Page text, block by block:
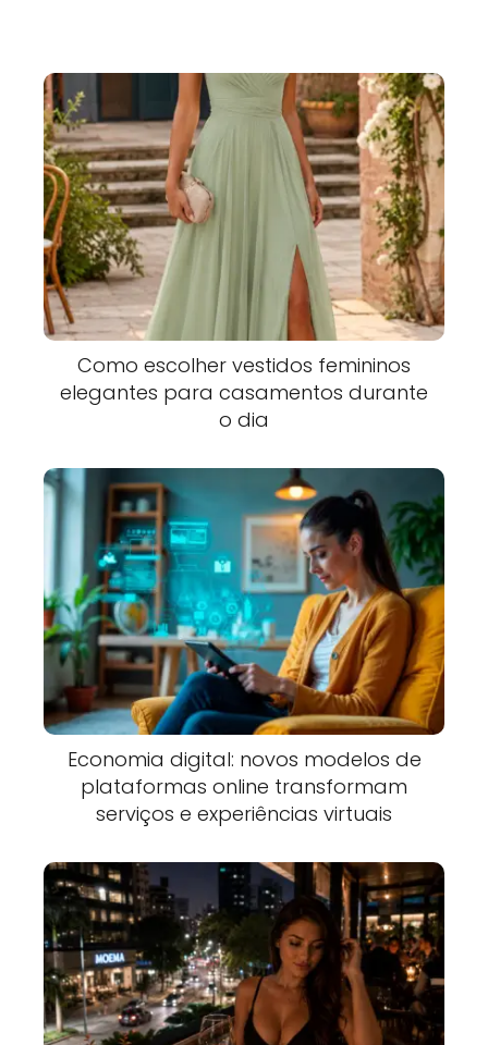
Como escolher vestidos femininos
elegantes para casamentos durante
o dia
Economia digital: novos modelos de
plataformas online transformam
serviços e experiências virtuais